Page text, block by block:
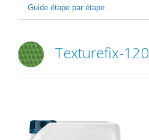
Guide étape par étape
Texturefix-120